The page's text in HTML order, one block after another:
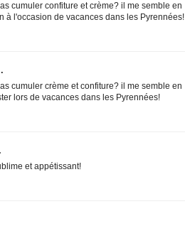
cumuler confiture et crème? il me semble en
à l'occasion de vacances dans les Pyrennées!
cumuler crème et confiture? il me semble en
lors de vacances dans les Pyrennées!
et appétissant!